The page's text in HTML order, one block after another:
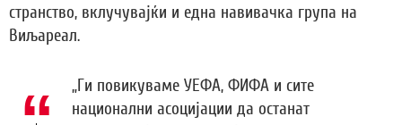
странство, вклучувајќи и една навивачка група на
Виљареал.
„Ги повикуваме УЕФА, ФИФА и сите
национални асоцијации да останат